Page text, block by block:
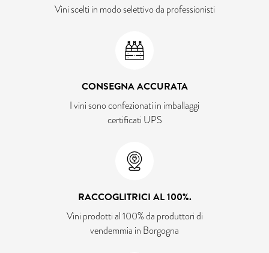
Vini scelti in modo selettivo da professionisti
CONSEGNA ACCURATA
I vini sono confezionati in imballaggi
certificati UPS
RACCOGLITRICI AL 100%.
Vini prodotti al 100% da produttori di
vendemmia in Borgogna